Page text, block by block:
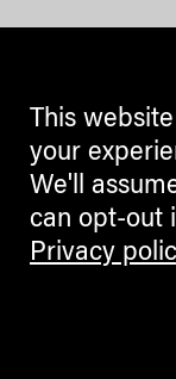
This
your
We'll
can opt-out
Privacy